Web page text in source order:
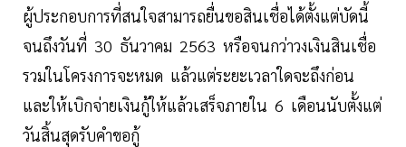
ผู้ประกอบการที่สนใจสามารถยื่นขอสินเชื่อได้ตั้งแต่บัดนี้
จนถึงวันที่ 30 ธันวาคม 2563 หรือจนกว่าวงเงินสินเชื่อ
รวมในโครงการจะหมด แล้วแต่ระยะเวลาใดจะถึงก่อน
และให้เบิกจ่ายเงินกู้ให้แล้วเสร็จภายใน 6 เดือนนับตั้งแต่
วันสิ้นสุดรับคำขอกู้